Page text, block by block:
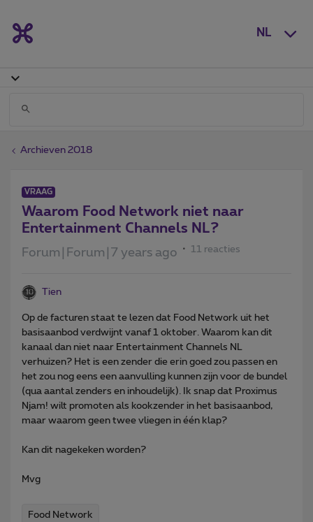
NL
Archieven 2018
VRAAG
Waarom Food Network niet naar
Entertainment Channels NL?
Forum|Forum|7 years ago 11 reacties
Tien
Op de facturen staat te lezen dat Food Network uit het
basisaanbod verdwijnt vanaf 1 oktober. Waarom kan dit
kanaal dan niet naar Entertainment Channels NL
verhuizen? Het is een zender die erin goed zou passen en
het zou nog eens een aanvulling kunnen zijn voor de bundel
(qua aantal zenders en inhoudelijk). Ik snap dat Proximus
Njam! wilt promoten als kookzender in het basisaanbod,
maar waarom geen twee vliegen in één klap?
Kan dit nagekeken worden?
Mvg
Food Network